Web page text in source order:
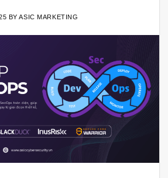
BYASIC MARKETING